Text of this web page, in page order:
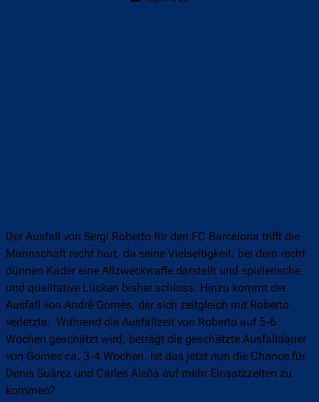
Der Ausfall von Sergi Roberto für den FC Barcelona trifft die
Mannschaft recht hart, da seine Vielseitigkeit, bei dem recht
dünnen Kader eine Allzweckwaffe darstellt und spielerische
und qualitative Lücken bisher schloss. Hinzu kommt der
Ausfall von André Gomes, der sich zeitgleich mit Roberto
verletzte. Während die Ausfallzeit von Roberto auf 5-6
Wochen geschätzt wird, beträgt die geschätzte Ausfalldauer
von Gomes ca. 3-4 Wochen. Ist das jetzt nun die Chance für
Denis Suárez und Carles Aleñá auf mehr Einsatzzeiten zu
kommen?